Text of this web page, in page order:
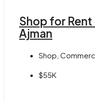
Shop for Rent
Ajman
Shop,
$55K